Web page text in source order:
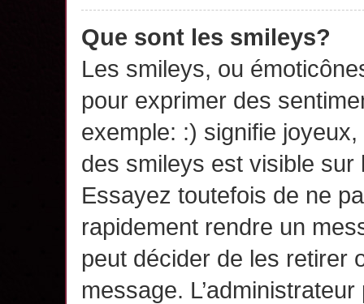
Que sont les smileys?
Les smileys, ou
pour exprimer des
exemple: :) signifie
des smileys est visible
Essayez toutefois de ne
rapidement rendre un
peut décider de les retirer
message.